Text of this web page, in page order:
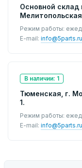
Основной склад
Режим работы:
E-mail: info@5parts.ru
В наличии: 1
Тюменская, г.
1.
Режим работы:
E-mail: info@5parts.ru